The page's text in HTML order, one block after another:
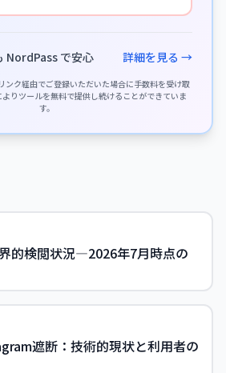
NordPass で安心 詳細を見る →
ク経由でご登録いただいた場合に手数料を受け取
りツールを無料で提供し続けることができていま
す。
的検閲状況—2026年7月時点の
遮断：技術的現状と利用者の